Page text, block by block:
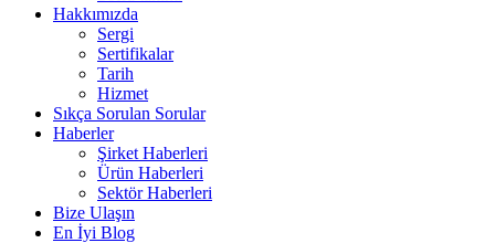
Hakkımızda
Sergi
Sertifikalar
Tarih
Hizmet
Sıkça Sorulan Sorular
Haberler
Şirket Haberleri
Ürün Haberleri
Sektör Haberleri
Bize Ulaşın
En İyi Blog